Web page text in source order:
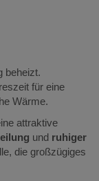
beheizt.
für eine
Wärme.
attraktive
und ruhiger
die großzügiges